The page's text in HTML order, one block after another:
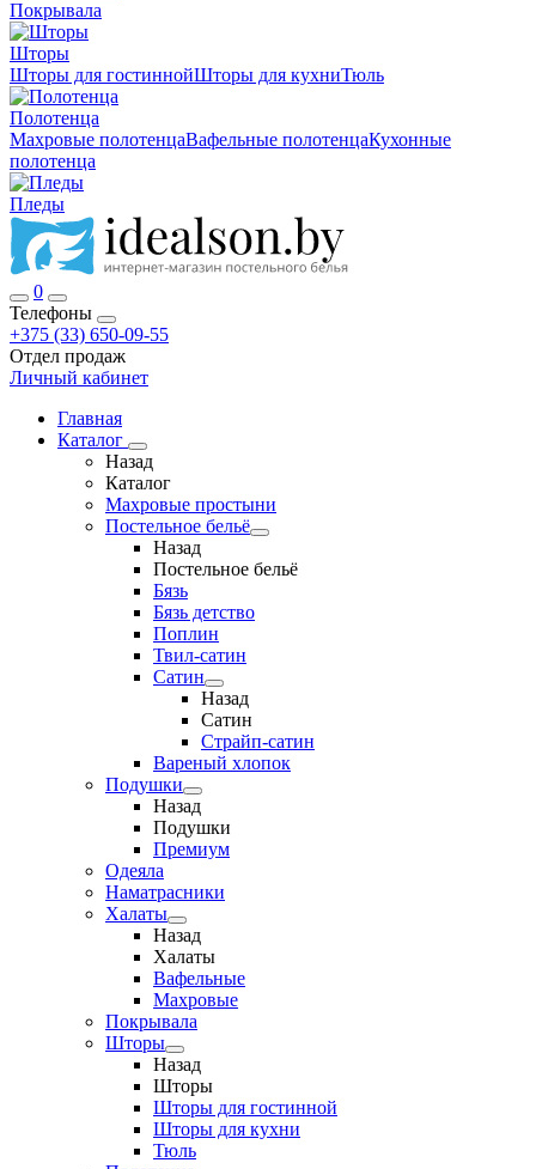
Покрывала
Шторы
Шторы для гостиннойШторы для кухниТюль
Полотенца
Махровые полотенцаВафельные полотенцаКухонные
полотенца
Пледы
0
Телефоны
+375 (33) 650-09-55
Отдел продаж
Личный кабинет
Главная
Каталог
Назад
Каталог
Махровые простыни
Постельное бельё
Назад
Постельное бельё
Бязь
Бязь детство
Поплин
Твил-сатин
Сатин
Назад
Сатин
Страйп-сатин
Вареный хлопок
Подушки
Назад
Подушки
Премиум
Одеяла
Наматрасники
Халаты
Назад
Халаты
Вафельные
Махровые
Покрывала
Шторы
Назад
Шторы
Шторы для гостинной
Шторы для кухни
Тюль